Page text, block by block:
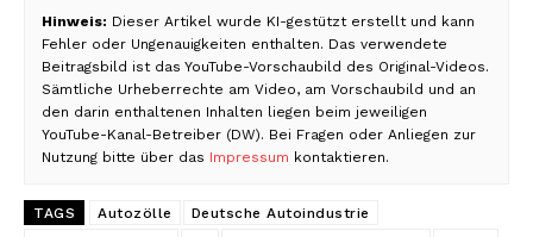
Hinweis: Dieser Artikel wurde KI-gestützt erstellt und kann
Fehler oder Ungenauigkeiten enthalten. Das verwendete
Beitragsbild ist das YouTube-Vorschaubild des Original-Videos.
Sämtliche Urheberrechte am Video, am Vorschaubild und an
den darin enthaltenen Inhalten liegen beim jeweiligen
YouTube-Kanal-Betreiber (DW). Bei Fragen oder Anliegen zur
Nutzung bitte über das Impressum kontaktieren.
TAGS Autozölle
Deutsche Autoindustrie